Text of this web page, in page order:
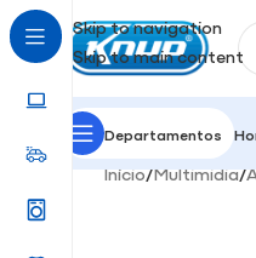
Skip to navigation
Skip to main content
Departamentos
Início/Multimidia/